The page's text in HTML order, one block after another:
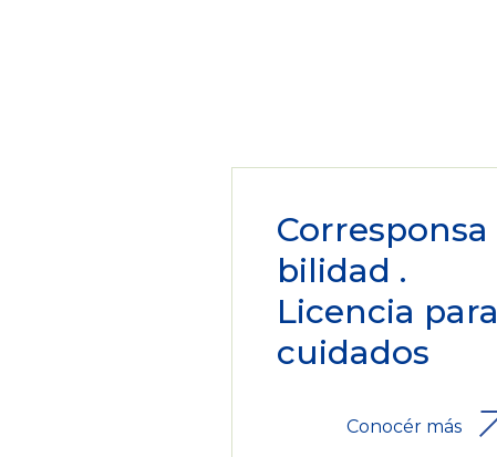
Corresponsa
bilidad .
Licencia para
cuidados
Conocér más